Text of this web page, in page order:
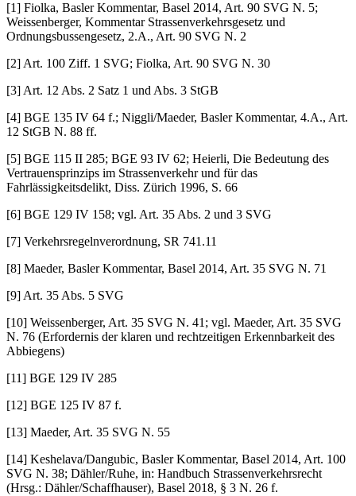
[1] Fiolka, Basler Kommentar, Basel 2014, Art. 90 SVG N. 5;
Weissenberger, Kommentar Strassenverkehrsgesetz und
Ordnungsbussengesetz, 2.A., Art. 90 SVG N. 2
[2] Art. 100 Ziff. 1 SVG; Fiolka, Art. 90 SVG N. 30
[3] Art. 12 Abs. 2 Satz 1 und Abs. 3 StGB
[4] BGE 135 IV 64 f.; Niggli/Maeder, Basler Kommentar, 4.A., Art.
12 StGB N. 88 ff.
[5] BGE 115 II 285; BGE 93 IV 62; Heierli, Die Bedeutung des
Vertrauensprinzips im Strassenverkehr und für das
Fahrlässigkeitsdelikt, Diss. Zürich 1996, S. 66
[6] BGE 129 IV 158; vgl. Art. 35 Abs. 2 und 3 SVG
[7] Verkehrsregelnverordnung, SR 741.11
[8] Maeder, Basler Kommentar, Basel 2014, Art. 35 SVG N. 71
[9] Art. 35 Abs. 5 SVG
[10] Weissenberger, Art. 35 SVG N. 41; vgl. Maeder, Art. 35 SVG
N. 76 (Erfordernis der klaren und rechtzeitigen Erkennbarkeit des
Abbiegens)
[11] BGE 129 IV 285
[12] BGE 125 IV 87 f.
[13] Maeder, Art. 35 SVG N. 55
[14] Keshelava/Dangubic, Basler Kommentar, Basel 2014, Art. 100
SVG N. 38; Dähler/Ruhe, in: Handbuch Strassenverkehrsrecht
(Hrsg.: Dähler/Schaffhauser), Basel 2018, § 3 N. 26 f.